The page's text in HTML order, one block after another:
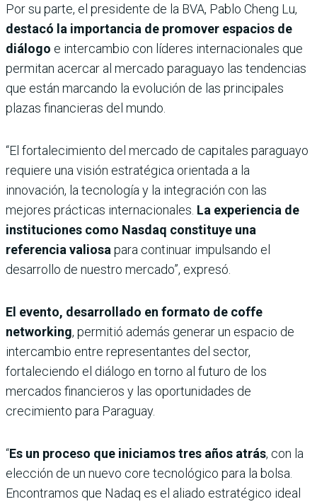
Por su parte, el presidente de la BVA, Pablo Cheng Lu,
destacó la importancia de promover espacios de
diálogo e intercambio con líderes internacionales que
permitan acercar al mercado paraguayo las tendencias
que están marcando la evolución de las principales
plazas financieras del mundo.
“El fortalecimiento del mercado de capitales paraguayo
requiere una visión estratégica orientada a la
innovación, la tecnología y la integración con las
mejores prácticas internacionales. La experiencia de
instituciones como Nasdaq constituye una
referencia valiosa para continuar impulsando el
desarrollo de nuestro mercado”, expresó.
El evento, desarrollado en formato de coffe
networking, permitió además generar un espacio de
intercambio entre representantes del sector,
fortaleciendo el diálogo en torno al futuro de los
mercados financieros y las oportunidades de
crecimiento para Paraguay.
“Es un proceso que iniciamos tres años atrás, con la
elección de un nuevo core tecnológico para la bolsa.
Encontramos que Nadaq es el aliado estratégico ideal